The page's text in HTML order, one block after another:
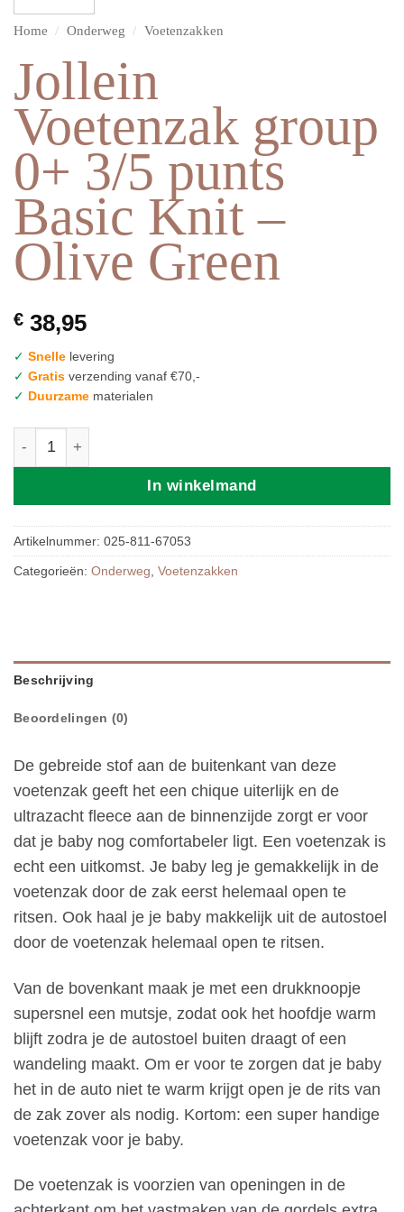
Home / Onderweg / Voetenzakken
Jollein
Voetenzak group
0+ 3/5 punts
Basic Knit –
Olive Green
€ 38,95
✓ Snelle levering
✓ Gratis verzending vanaf €70,-
✓ Duurzame materialen
Jollein Voetenzak group 0+ 3/5 punts Basic Knit - Olive
In winkelmand
Artikelnummer: 025-811-67053
Categorieën: Onderweg Voetenzakken
Beschrijving
Beoordelingen (0)
De gebreide stof aan de buitenkant van deze
voetenzak geeft het een chique uiterlijk en de
ultrazacht fleece aan de binnenzijde zorgt er voor
dat je baby nog comfortabeler ligt. Een voetenzak is
echt een uitkomst. Je baby leg je gemakkelijk in de
voetenzak door de zak eerst helemaal open te
ritsen. Ook haal je je baby makkelijk uit de autostoel
door de voetenzak helemaal open te ritsen.
Van de bovenkant maak je met een drukknoopje
supersnel een mutsje, zodat ook het hoofdje warm
blijft zodra je de autostoel buiten draagt of een
wandeling maakt. Om er voor te zorgen dat je baby
het in de auto niet te warm krijgt open je de rits van
de zak zover als nodig. Kortom: een super handige
voetenzak voor je baby.
De voetenzak is voorzien van openingen in de